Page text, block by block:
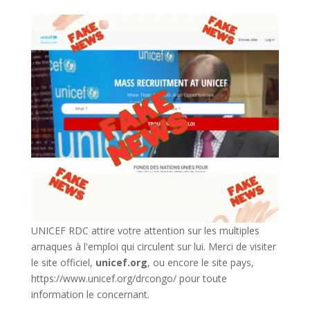
UNICEF RDC attire votre attention sur les multiples
arnaques à l'emploi qui circulent sur lui. Merci de visiter
le site officiel, unicef.org, ou encore le site pays,
https://www.unicef.org/drcongo/pour toute
information le concernant.